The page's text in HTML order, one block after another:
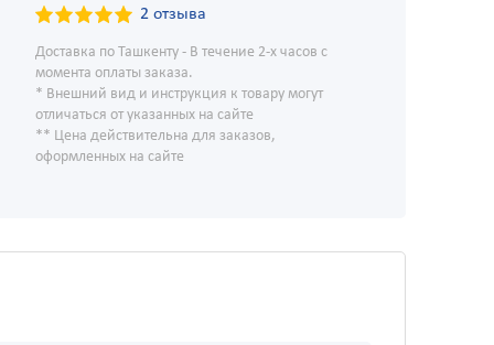
2 отзыва
Доставка по Ташкенту - В течение 2-х часов с
момента оплаты заказа.
* Внешний вид и инструкция к товару могут
отличаться от указанных на сайте
** Цена действительна для заказов,
оформленных на сайте